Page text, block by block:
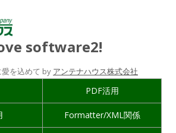
software2!
を込めて by アンテナハウス株式会社
PDF活用
Formatter/XML関係